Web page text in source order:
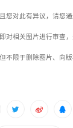
您对此有异议，请您
对相关图片进行审查
不限于删除图片、向